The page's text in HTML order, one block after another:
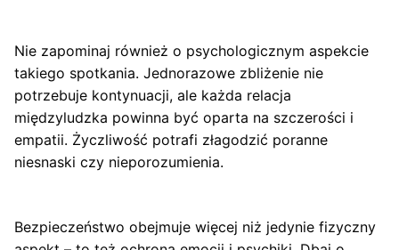
Nie zapominaj również o psychologicznym aspekcie
takiego spotkania. Jednorazowe zbliżenie nie
potrzebuje kontynuacji, ale każda relacja
międzyludzka powinna być oparta na szczerości i
empatii. Życzliwość potrafi złagodzić poranne
niesnaski czy nieporozumienia.
Bezpieczeństwo obejmuje więcej niż jedynie fizyczny